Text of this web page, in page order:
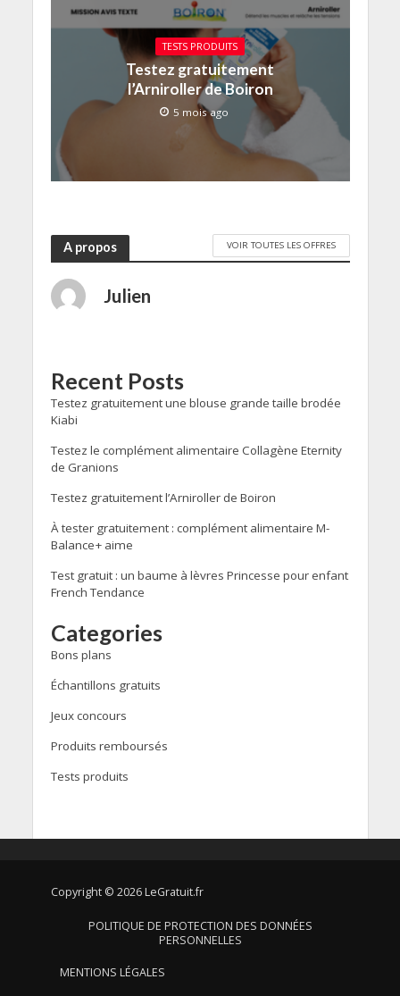
TESTS PRODUITS
Testez gratuitement
l’Arniroller de Boiron
5 mois ago
A propos VOIR TOUTES LES OFFRES
Julien
Recent Posts
Testez gratuitement une blouse grande taille brodée
Kiabi
Testez le complément alimentaire Collagène Eternity
de Granions
Testez gratuitement l’Arniroller de Boiron
À tester gratuitement : complément alimentaire M-
Balance+ aime
Test gratuit : un baume à lèvres Princesse pour enfant
French Tendance
Categories
Bons plans
Échantillons gratuits
Jeux concours
Produits remboursés
Tests produits
Copyright © 2026 LeGratuit.fr
POLITIQUE DE PROTECTION DES DONNÉES
PERSONNELLES
MENTIONS LÉGALES